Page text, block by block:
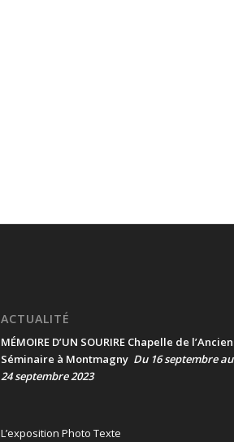
ACTUALITÉ
MÉMOIRE D’UN SOURIRE Chapelle de l’Ancien
Séminaire à Montmagny Du 16 septembre au
24 septembre 2023
L’exposition Photo Texte